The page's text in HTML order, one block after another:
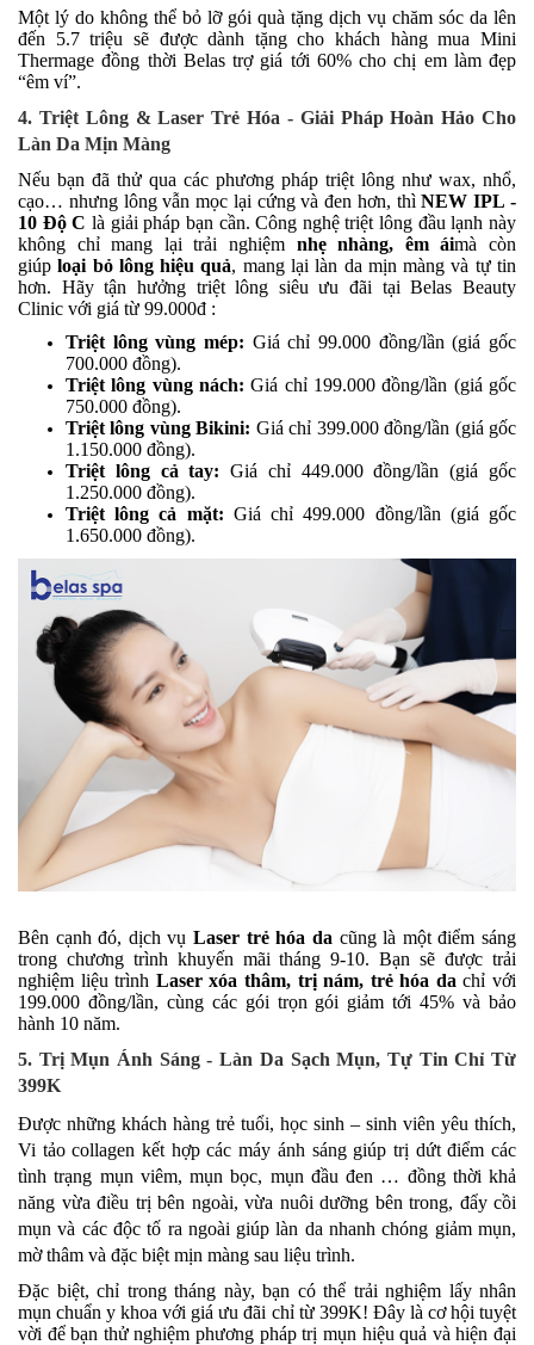
Một lý do không thể bỏ lỡ gói quà tặng dịch vụ chăm sóc da lên
đến 5.7 triệu sẽ được dành tặng cho khách hàng mua Mini
Thermage đồng thời Belas trợ giá tới 60% cho chị em làm đẹp
“êm ví”.
4. Triệt Lông & Laser Trẻ Hóa - Giải Pháp Hoàn Hảo Cho
Làn Da Mịn Màng
Nếu bạn đã thử qua các phương pháp triệt lông như wax, nhổ,
cạo… nhưng lông vẫn mọc lại cứng và đen hơn, thìNEW IPL -
10 Độ C là giải pháp bạn cần. Công nghệ triệt lông đầu lạnh này
không chỉ mang lại trải nghiệm nhẹ nhàng, êm áimà còn
giúploại bỏ lông hiệu quả, mang lại làn da mịn màng và tự tin
hơn. Hãy tận hưởng triệt lông siêu ưu đãi tại Belas Beauty
Clinic với giá từ 99.000đ :
Triệt lông vùng mép: Giá chỉ 99.000 đồng/lần (giá gốc
700.000 đồng).
Triệt lông vùng nách: Giá chỉ 199.000 đồng/lần (giá gốc
750.000 đồng).
Triệt lông vùng Bikini: Giá chỉ 399.000 đồng/lần (giá gốc
1.150.000 đồng).
Triệt lông cả tay: Giá chỉ 449.000 đồng/lần (giá gốc
1.250.000 đồng).
Triệt lông cả mặt: Giá chỉ 499.000 đồng/lần (giá gốc
1.650.000 đồng).
Bên cạnh đó, dịch vụLaser trẻ hóa da cũng là một điểm sáng
trong chương trình khuyến mãi tháng 9-10. Bạn sẽ được trải
nghiệm liệu trình Laser xóa thâm, trị nám, trẻ hóa da chỉ với
199.000 đồng/lần, cùng các gói trọn gói giảm tới 45% và bảo
hành 10 năm.
5. Trị Mụn Ánh Sáng - Làn Da Sạch Mụn, Tự Tin Chỉ Từ
399K
Được những khách hàng trẻ tuổi, học sinh – sinh viên yêu thích,
Vi tảo collagen kết hợp các máy ánh sáng giúp trị dứt điểm các
tình trạng mụn viêm, mụn bọc, mụn đầu đen … đồng thời khả
năng vừa điều trị bên ngoài, vừa nuôi dưỡng bên trong, đẩy cồi
mụn và các độc tố ra ngoài giúp làn da nhanh chóng giảm mụn,
mờ thâm và đặc biệt mịn màng sau liệu trình.
Đặc biệt, chỉ trong tháng này, bạn có thể trải nghiệm lấy nhân
mụn chuẩn y khoa với giá ưu đãi chỉ từ 399K! Đây là cơ hội tuyệt
vời để bạn thử nghiệm phương pháp trị mụn hiệu quả và hiện đại